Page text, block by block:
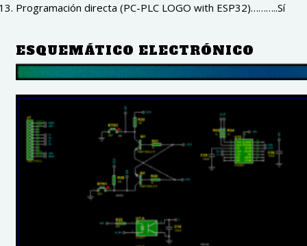
Programación directa (PC-PLC LOGO with ESP32)………..Sí
ESQUEMÁTICO ELECTRÓNICO